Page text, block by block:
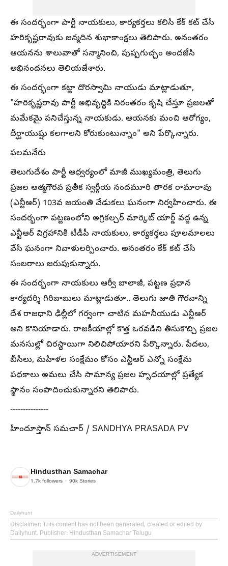
ఈ సందర్భంగా పార్టీ నాయకులు, కార్యకర్తలు కలిసి కేక్ కట్ చేసి
హరికృష్ణరావుకు జన్మదిన శుభాకాంక్షలు తెలిపారు. అనంతరం
ఆయనను శాలువాతో సన్మానించి, పుష్పగుచ్ఛం అందజేసి
అభినందనలు తెలియజేశారు.
ఈ సందర్భంగా కట్టా దొరస్వామి నాయుడు మాట్లాడుతూ,
"హరికృష్ణరావు పార్టీ అభివృద్ధికి నిరంతరం కృషి చేస్తూ ప్రజలతో
మమేకమై పనిచేస్తున్న నాయకుడు. ఆయనకు మంచి ఆరోగ్యం,
దీర్ఘాయుష్షు కలగాలని కోరుకుంటున్నాం" అని పేర్కొన్నారు.
పలమనేరు
తెలుగుదేశం పార్టీ ఆధ్వర్యంలో మాజీ ముఖ్యమంత్రి, తెలుగు
ప్రజల ఆత్మగౌరవ ప్రతీక స్వర్గీయ నందమూరి తారక రామారావు
(ఎన్టీఆర్) 103వ జయంతి వేడుకలు ఘనంగా నిర్వహించారు. ఈ
సందర్భంగా పట్టణంలోని అగ్రికల్చర్ మార్కెట్ యార్డ్ వద్ద ఉన్న
ఎన్టీఆర్ విగ్రహానికి టీడీపీ నాయకులు, కార్యకర్తలు పూలమాలలు
వేసి ఘనంగా నివాళులర్పించారు. అనంతరం కేక్ కట్ చేసి
సంబరాలు జరుపుకున్నారు.
ఈ సందర్భంగా నాయకులు ఆర్వీ బాలాజీ, పట్టణ ప్రధాన
కార్యదర్శి గిరిబాబులు మాట్లాడుతూ.. తెలుగు జాతి గౌరవాన్ని
దేశ రాజధాని ఢిల్లీలో గర్వంగా చాటిన మహనీయుడు ఎన్టీఆర్
అని కొనియాడారు. రాజకీయాల్లో కొత్త ఒరవడిని తీసుకొచ్చి ప్రజల
మనసుల్లో చిరస్థాయిగా నిలిచిపోయారని పేర్కొన్నారు. పేదలు,
బీసీలు, మహిళల సంక్షేమం కోసం ఎన్టీఆర్ ఎన్నో సంక్షేమ
పథకాలు అమలు చేసి సామాన్య ప్రజల హృదయాల్లో ప్రత్యేక
స్థానం సంపాదించుకున్నారని తెలిపారు.
---------------
హిందూస్తాన్ సమచార్ / SANDHYA PRASADA PV
Hindusthan Samachar
1.7k followers 90k Stories
Dailyhunt
Disclaimer: This content has not been generated, created or edited by
Dailyhunt. Publisher: Hindusthan Samachar Telugu
ADVERTISEMENT